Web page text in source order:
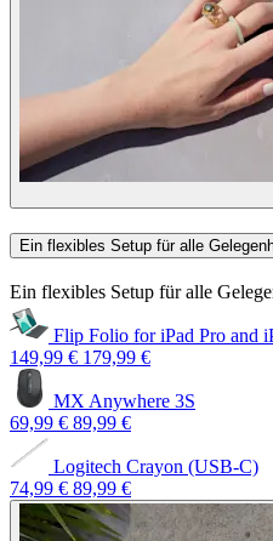
Ein flexibles Setup für alle
Ein flexibles Setup für alle
Flip Folio for iPad Pro and
149,99 € 179,99 €
MX Anywhere 3S
69,99 € 89,99 €
Logitech Crayon (USB-C)
74,99 € 89,99 €